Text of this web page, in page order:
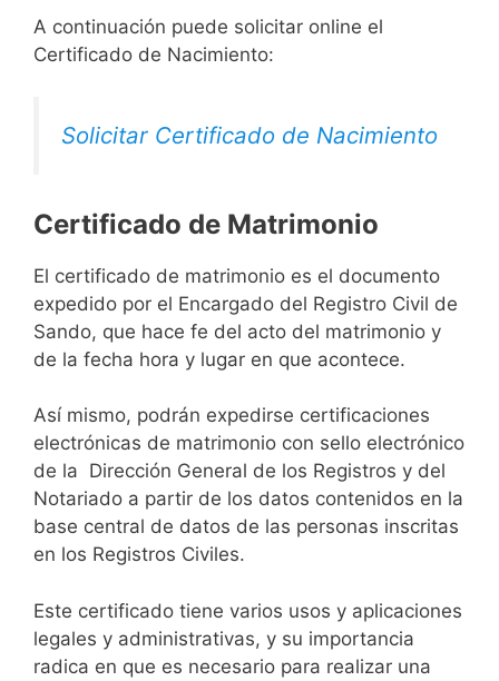
A continuación puede solicitar online el
Certificado de Nacimiento:
Solicitar Certificado de Nacimiento
Certificado de Matrimonio
El certificado de matrimonio es el documento
expedido por el Encargado del Registro Civil de
Sando, que hace fe del acto del matrimonio y
de la fecha hora y lugar en que acontece.
Así mismo, podrán expedirse certificaciones
electrónicas de matrimonio con sello electrónico
de la Dirección General de los Registros y del
Notariado a partir de los datos contenidos en la
base central de datos de las personas inscritas
en los Registros Civiles.
Este certificado tiene varios usos y aplicaciones
legales y administrativas, y su importancia
radica en que es necesario para realizar una